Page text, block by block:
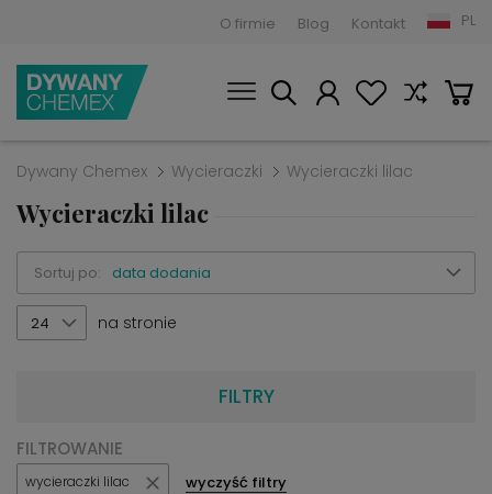
O firmie Blog Kontakt PL
Dywany Chemex Wycieraczki Wycieraczki lilac
Wycieraczki lilac
Sortuj po: data dodania
24 na stronie
FILTRY
FILTROWANIE
wycieraczki lilac wyczyść filtry